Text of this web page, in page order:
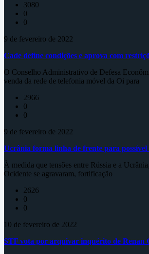
3080
0
0
9 de fevereiro de 2022
Cade define condições e aprova com
O Conselho Administrativo de Defesa
venda da rede de telefonia móvel da Oi para
2966
0
0
9 de fevereiro de 2022
Ucrânia forma linha de frente para possível
À medida que tensões entre Rússia e a
Ocidente se agravaram, fortificação
2626
0
0
10 de fevereiro de 2022
STF vota por arquivar inquérito de Renan